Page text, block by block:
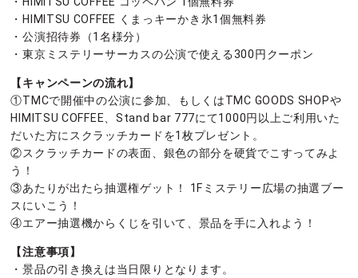
・HIMITSU COFFEE くまっキーかき氷1個無料券
・公演招待券（1名様分）
・東京ミステリーサーカスの公演で使える300円クーポン
【キャンペーンの流れ】
①TMCで開催中の公演に参加、もしくはTMC GOODS SHOPや
HIMITSU COFFEE、Stand bar 777にて1000円以上ご利用いた
だいた方にスクラッチカードを1枚プレゼント。
②スクラッチカードの表面、銀色の部分を硬貨でこすってみよ
う！
③あたりが出たら抽選権ゲット！ 1Fミステリー広場の抽選ブー
スにいこう！
④エアー抽選機からくじを引いて、景品を手に入れよう！
【注意事項】
・景品の引き換えは当日限りとなります。